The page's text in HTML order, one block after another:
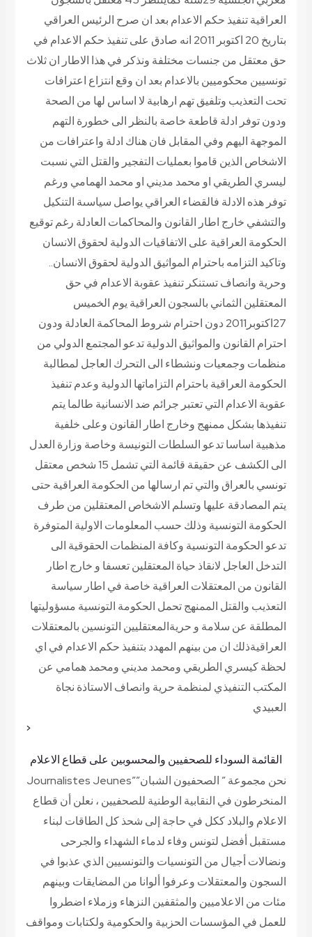
العراقية تنفيذ حكم الاعدام بعد ان صرح الرئيس العراقي
بتاريخ 20 اكتوبر 2011 انه صادق على تنفيذ حكم الاعدام في
حق معتقل من جنسات مختلفة ونذكر في هذا الاطار ان ثلاث
تونسيين محكوميين بالاعدام بعد ان وقع انتزاع اعترافات
تحت التعذيب وتلفيق تهم ارهابية لا اساس لها من الصحة
ودون توفر ادلة قاطعة خاصة بالنظر الى خطورة التهم
الموجهة اليهم وفي المقابل فان هناك ادلة واعترافات من
الاشخاص الذين قاموا بعمليات التفجير والقتل التي نسبت
ليسري الطريقي او محمد مديني او محمد الهمامي ورغم
توفر هذه الادلة فالقضاء العراقي يواصل سياسىة التنكيل
والتشفي خارج اطار القانون والمحاكمات العادلة رغم توقيع
الحكومة العراقية على الاتفاقيات الدولية لحقوق الانسان
وتاكيد التزامه باحترام المواثيق الدولية لحقوق الانسان..
وحرية وانصافتستنكر تنفيذ عقوبة الاعدام في حق
المعتقلين الثماني بالسجون العراقية يوم الخميس
27اكتوبر2011 دون احترام شروط المحاكمة العادلة ودون
احترام القانون والمواثيق الدولية تدعو المجتمع الدولي من
منظمات وجمعيات ونشطاء الى التحرك العاجل لمطالبة
الحكومة العراقية باحترام التزاماتها الدولية وعدم تنفيذ
عقوبة الاعدام التي تعتبر جرائم ضد الانسانية طالما يتم
تنفيذها بشكل ممنهج وخارج اطار القانون وعلى خلفية
مذهبية اساسا تدعو السلطات التونيسة وخاصة وزارة العدل
الى الكشف عن حقيقة قائمة التي تشمل 15 شخص معتقل
تونسي بالعراق والتي تم ارسالها من الحكومة العراقية حتى
يتم المصادقة عليها وتسلم الاشخاص المعتقلين من طرف
الحكومة التونسية وذلك حسب المعلومات الاولية المتوفرة
تدعو الحكومة التونسية وكافة المنظمات الحقوقية الى
التدخل العاجل لانقاذ حياة المعتقلين تعسفا و خارج اطار
القانون من المعتقلات العراقية خاصة في اطار سياسة
التعذيب والقتل الممنهج تحمل الحكومة التونسية مسؤوليتها
المطلقة عن سلامة و حريةالمعتقليين التونسين بالمعتقلات
العراقيةذلك ان من بينهم المهدد بتنفيذ حكم الاعدام في اي
لحظة كيسري الطريقي ومحمد مديني ومحمد همامي عن
المكتب التنفيذي لمنظمة حرية وانصاف الاستاذة نجاة
العبيدي
<
القائمة السوداء للصحفيين والمحسوبين على قطاع الاعلام
نحن مجموعة ” الصحفيون الشبان””Journalistes Jeunes
المنخرطون في النقابية الوطنية للصحفيين ، نعلن أن قطاع
الاعلام والبلاد ككل في حاجة إلى شحذ كل الطاقات لبناء
مستقبل أفضل لتونس وفاء لدماء الشهداء والجرحى
ونضالات أجيال من التونسيات والتونسيين الذي عذبوا في
السجون والمعتقلات وعرفوا ألوانا من المضايقات وبينهم
مئات من الاعلاميين والمثقفين النزهاء وزملاء اضطروا
للعمل في المؤسسات الحزبية والحكومية ولكتابات ومواقف